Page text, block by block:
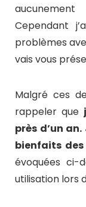
Cependant
problèmes
vais vous
Malgré ces
rappeler que
près d’un
bienfaits des
évoquées ci-
utilisation lors